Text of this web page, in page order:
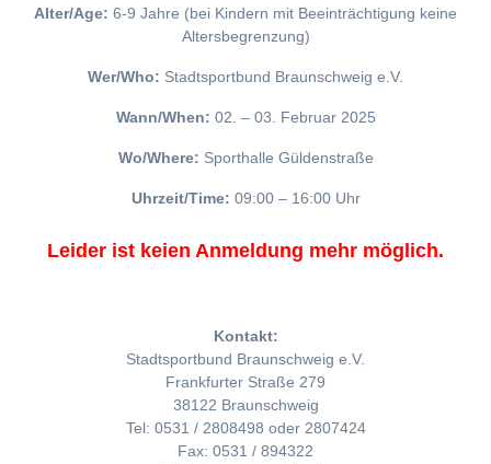
Alter/Age: 6-9 Jahre (bei Kindern mit Beeinträchtigung keine
Altersbegrenzung)
Wer/Who: Stadtsportbund Braunschweig e.V.
Wann/When: 02. – 03. Februar 2025
Wo/Where: Sporthalle Güldenstraße
Uhrzeit/Time: 09:00 – 16:00 Uhr
Leider ist keien Anmeldung mehr möglich.
Kontakt:
Stadtsportbund Braunschweig e.V.
Frankfurter Straße 279
38122 Braunschweig
Tel: 0531 / 2808498 oder 2807424
Fax: 0531 / 894322